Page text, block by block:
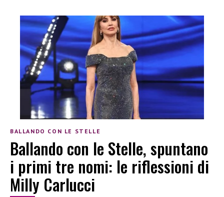
BALLANDO CON LE STELLE
Ballando con le Stelle, spuntano
i primi tre nomi: le riflessioni di
Milly Carlucci